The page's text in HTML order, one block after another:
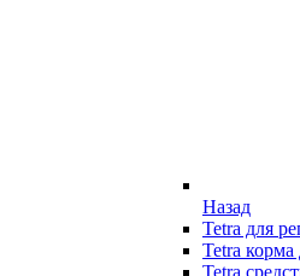
Назад
Tetra для
Tetra
Tetra